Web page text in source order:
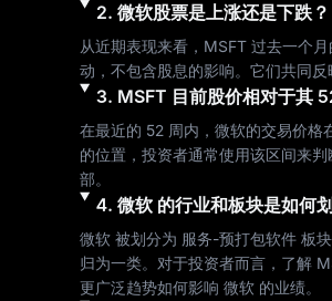
2. 微软股票是上涨还是下跌？
从近期表现来看， MSFT 过去一个
动，不包含股息的影响。它们共同反
3. MSFT 目前股价相对于其
在最近的 52 周内， 微软的交易价格
的位置，投资者通常使用该区间来
部。
4. 微软的行业和板块是如何
微软 被划分为 服务-预打包软件 板
归为一类。对于投资者而言，了解
更广泛趋势如何影响 微软 的业绩。